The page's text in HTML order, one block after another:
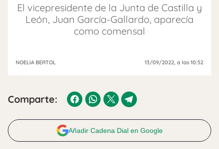
El vicepresidente de la Junta de Castilla y
León, Juan García-Gallardo, aparecía
como comensal
NOELIA BERTOL 13/09/2022 , a las 10:52
Comparte:
Añadir Cadena Dial en Google